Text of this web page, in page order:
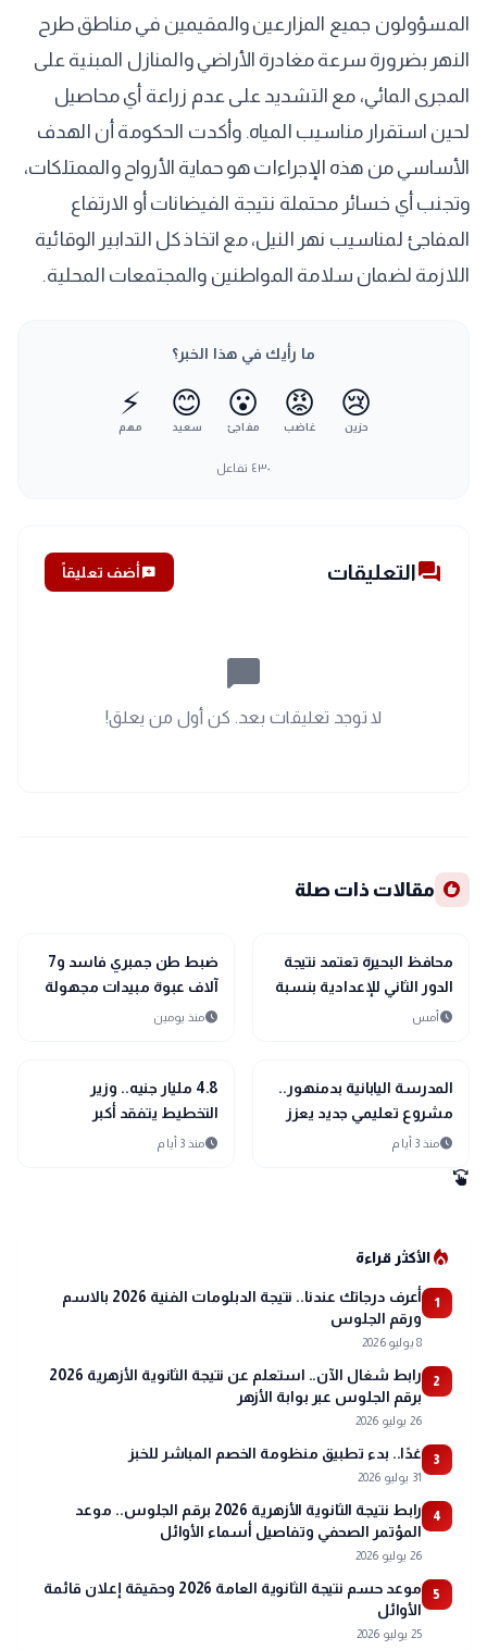
المسؤولون جميع المزارعين والمقيمين في مناطق طرح
النهر بضرورة سرعة مغادرة الأراضي والمنازل المبنية على
المجرى المائي، مع التشديد على عدم زراعة أي محاصيل
لحين استقرار مناسيب المياه. وأكدت الحكومة أن الهدف
الأساسي من هذه الإجراءات هو حماية الأرواح والممتلكات،
وتجنب أي خسائر محتملة نتيجة الفيضانات أو الارتفاع
المفاجئ لمناسيب نهر النيل، مع اتخاذ كل التدابير الوقائية
اللازمة لضمان سلامة المواطنين والمجتمعات المحلية.
ما رأيك في هذا الخبر؟
😢
حزين
😡
غاضب
😮
مفاجئ
😊
سعيد
⚡
مهم
٤٣٠ تفاعل
forumالتعليقات add_commentأضف تعليقاً
chat_bubble_outline
لا توجد تعليقات بعد. كن أول من يعلق!
recommend مقالات ذات صلة
location_city
بحراوي
محافظ البحيرة تعتمد نتيجة
الدور الثاني للإعدادية بنسبة
نجاح 100%
scheduleأمس
location_city
بحراوي
ضبط طن جمبري فاسد و7
آلاف عبوة مبيدات مجهولة
المصدر بالبحيرة
scheduleمنذ يومين
location_city
بحراوي
المدرسة اليابانية بدمنهور..
مشروع تعليمي جديد يعزز
مستقبل التعليم في البحيرة
scheduleمنذ 3 أيام
location_city
بحراوي4.8 مليار جنيه.. وزير
التخطيط يتفقد أكبر
المشروعات الصحية
scheduleمنذ 3 أيام
swipe
local_fire_departmentالأكثر قراءة
1
أعرف درجاتك عندنا.. نتيجة الدبلومات الفنية 2026 بالاسم
ورقم الجلوس
8 يوليو 2026
2
رابط شغال الآن.. استعلم عن نتيجة الثانوية الأزهرية 2026
برقم الجلوس عبر بوابة الأزهر
26 يوليو 2026
3 غدًا.. بدء تطبيق منظومة الخصم المباشر للخبز
31 يوليو 2026
4
رابط نتيجة الثانوية الأزهرية 2026 برقم الجلوس.. موعد
المؤتمر الصحفي وتفاصيل أسماء الأوائل
26 يوليو 2026
5
موعد حسم نتيجة الثانوية العامة 2026 وحقيقة إعلان قائمة
الأوائل
25 يوليو 2026